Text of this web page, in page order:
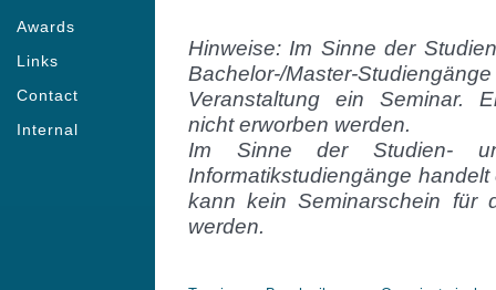
Awards
Links
Contact
Internal
Hinweise: Im Sinne der
Bachelor-/Master-
Veranstaltung ein Seminar.
nicht erworben werden.
Im Sinne der Studien-
Informatikstudiengänge
kann kein Seminarschein für
werden.